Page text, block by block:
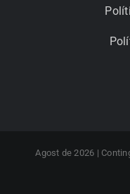
Agost de 2026 |